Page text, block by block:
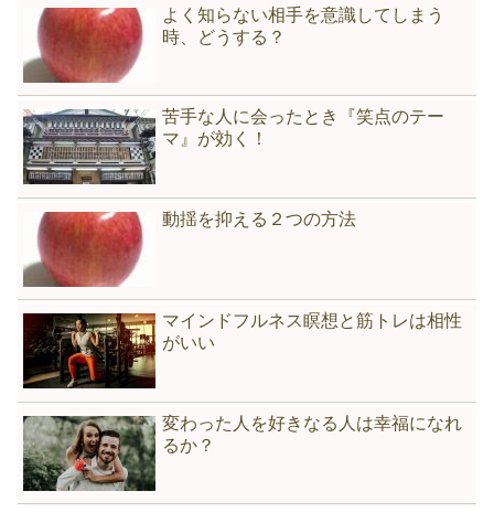
よく知らない相手を意識してしまう
時、どうする？
苦手な人に会ったとき『笑点のテー
マ』が効く！
動揺を抑える２つの方法
マインドフルネス瞑想と筋トレは相性
がいい
変わった人を好きなる人は幸福になれ
るか？